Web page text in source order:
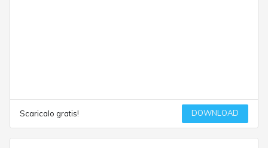
Scaricalo gratis! DOWNLOAD